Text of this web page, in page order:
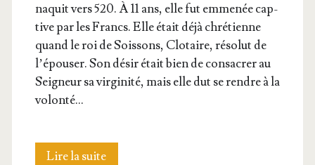
charité
naquit vers 520. À 11 ans, elle fut emme­née cap­
tive par les Francs. Elle était déjà chré­tienne
quand le roi de Sois­sons, Clo­taire, réso­lut de
l’é­pou­ser. Son désir était bien de consa­crer au
Sei­gneur sa vir­gi­ni­té, mais elle dut se rendre à la
volonté…
Lire la suiteSainte